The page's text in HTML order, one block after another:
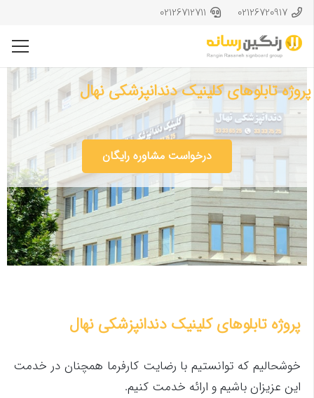
02126720917
02126712711
پروژه تابلوهای کلینیک دندانپزشکی نهال
درخواست مشاوره رایگان
پروژه تابلوهای کلینیک دندانپزشکی نهال
خوشحالیم که توانستیم با رضایت کارفرما همچنان در خدمت
این عزیزان باشیم و ارائه خدمت کنیم.